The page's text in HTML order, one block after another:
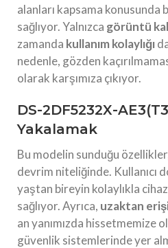
alanları kapsama konusunda
sağlıyor. Yalnızca görüntü
zamanda kullanım kolaylığı
nedenle, gözden
olarak karşımıza çıkıyor.
DS-2DF5232X-
Yakalamak
Bu modelin sunduğu
devrim niteliğinde. Kullanıcı
yaştan bireyin kolaylıkla
sağlıyor. Ayrıca, uzaktan
an yanımızda hissetmemize
güvenlik sistemlerinde yer